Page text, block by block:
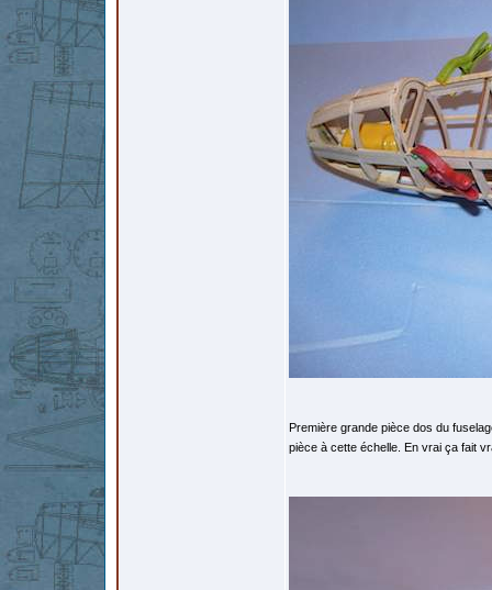
Première grande pièce dos du
pièce à cette échelle. En vrai ça fait